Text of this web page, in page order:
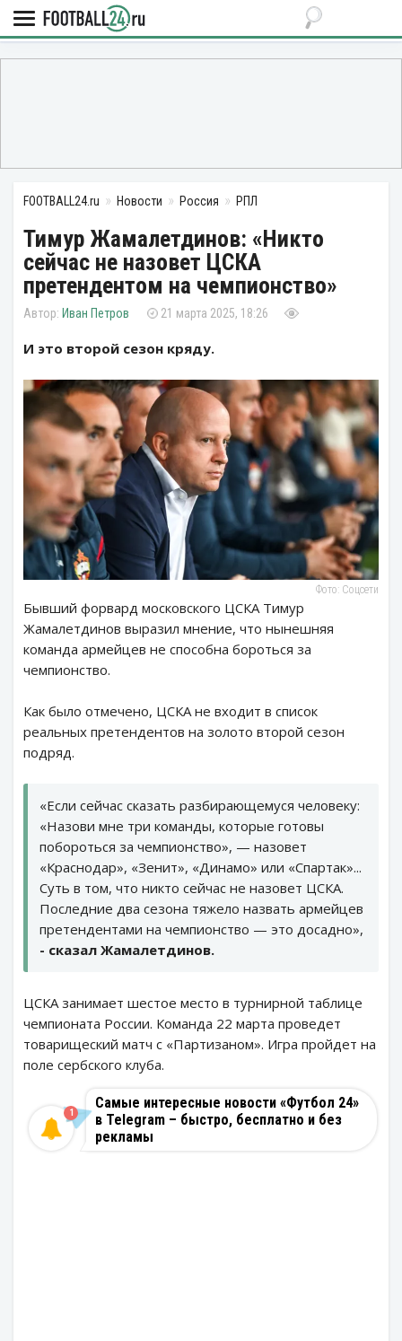
FOOTBALL24.ru Новости Россия РПЛ
Тимур Жамалетдинов: «Никто
сейчас не назовет ЦСКА
претендентом на чемпионство»
Иван Петров 21 марта 2025, 18:26
И это второй сезон кряду.
Фото: Соцсети
Бывший форвард московского ЦСКА Тимур
Жамалетдинов выразил мнение, что нынешняя
команда армейцев не способна бороться за
чемпионство.
Как было отмечено, ЦСКА не входит в список
реальных претендентов на золото второй сезон
подряд.
«Если сейчас сказать разбирающемуся человеку:
«Назови мне три команды, которые готовы
побороться за чемпионство», — назовет
«Краснодар», «Зенит», «Динамо» или «Спартак»...
Суть в том, что никто сейчас не назовет ЦСКА.
Последние два сезона тяжело назвать армейцев
претендентами на чемпионство — это досадно»,
- сказал Жамалетдинов.
ЦСКА занимает шестое место в турнирной таблице
чемпионата России. Команда 22 марта проведет
товарищеский матч с «Партизаном». Игра пройдет на
поле сербского клуба.
Самые интересные новости «Футбол 24»
в Telegram – быстро, бесплатно и без
рекламы
1